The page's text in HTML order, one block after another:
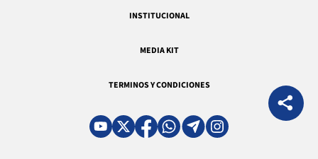
INSTITUCIONAL
MEDIA KIT
TERMINOS Y CONDICIONES